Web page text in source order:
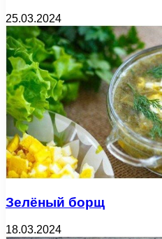
25.03.2024
Зелёный борщ
18.03.2024